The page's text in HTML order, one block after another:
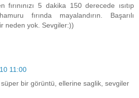
fırınınızı 5 dakika 150 derecede ısıtıp
fırında mayalandırın. Başarılı
neden yok. Sevgiler:))
11:00
bir görüntü, ellerine saglik, sevgiler